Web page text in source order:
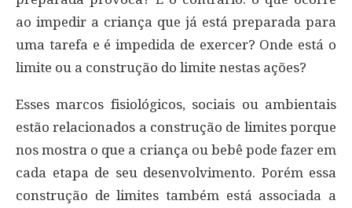
ao impedir a criança que já está preparada para
uma tarefa e é impedida de exercer? Onde está o
limite ou a construção do limite nestas ações?
Esses marcos fisiológicos, sociais ou ambientais
estão relacionados a construção de limites porque
nos mostra o que a criança ou bebê pode fazer em
cada etapa de seu desenvolvimento. Porém essa
construção de limites também está associada a